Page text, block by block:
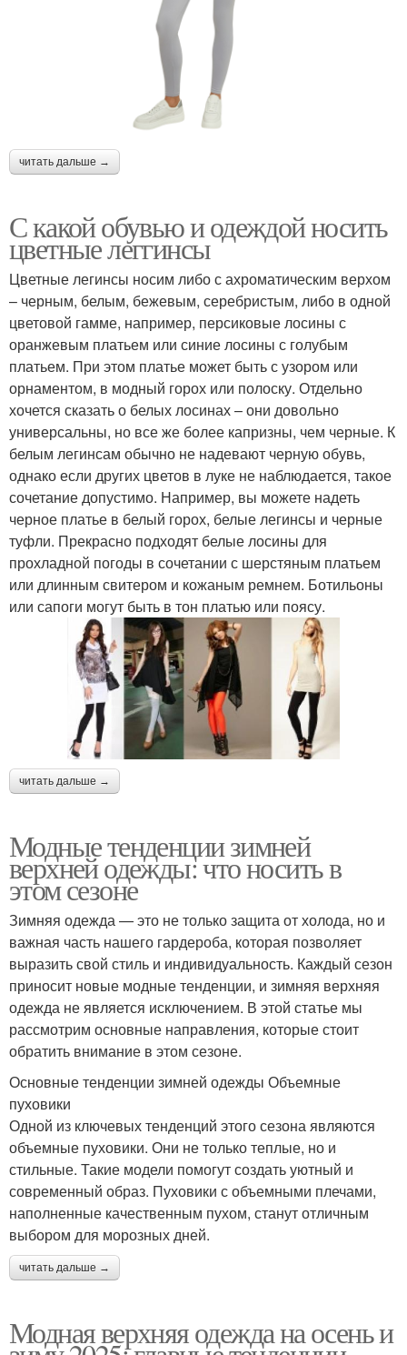
читать дальше →
С какой обувью и одеждой носить
цветные леггинсы
Цветные легинсы носим либо с ахроматическим верхом
– черным, белым, бежевым, серебристым, либо в одной
цветовой гамме, например, персиковые лосины с
оранжевым платьем или синие лосины с голубым
платьем. При этом платье может быть с узором или
орнаментом, в модный горох или полоску. Отдельно
хочется сказать о белых лосинах – они довольно
универсальны, но все же более капризны, чем черные. К
белым легинсам обычно не надевают черную обувь,
однако если других цветов в луке не наблюдается, такое
сочетание допустимо. Например, вы можете надеть
черное платье в белый горох, белые легинсы и черные
туфли. Прекрасно подходят белые лосины для
прохладной погоды в сочетании с шерстяным платьем
или длинным свитером и кожаным ремнем. Ботильоны
или сапоги могут быть в тон платью или поясу.
читать дальше →
Модные тенденции зимней
верхней одежды: что носить в
этом сезоне
Зимняя одежда — это не только защита от холода, но и
важная часть нашего гардероба, которая позволяет
выразить свой стиль и индивидуальность. Каждый сезон
приносит новые модные тенденции, и зимняя верхняя
одежда не является исключением. В этой статье мы
рассмотрим основные направления, которые стоит
обратить внимание в этом сезоне.
Основные тенденции зимней одежды Объемные
пуховики
Одной из ключевых тенденций этого сезона являются
объемные пуховики. Они не только теплые, но и
стильные. Такие модели помогут создать уютный и
современный образ. Пуховики с объемными плечами,
наполненные качественным пухом, станут отличным
выбором для морозных дней.
читать дальше →
Модная верхняя одежда на осень и